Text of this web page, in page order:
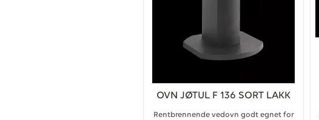
OVN JØTUL F 136 SORT LAKK
Rentbrennende vedovn godt egnet for